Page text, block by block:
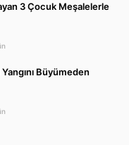
3 Çocuk Meşalelerle
Büyümeden